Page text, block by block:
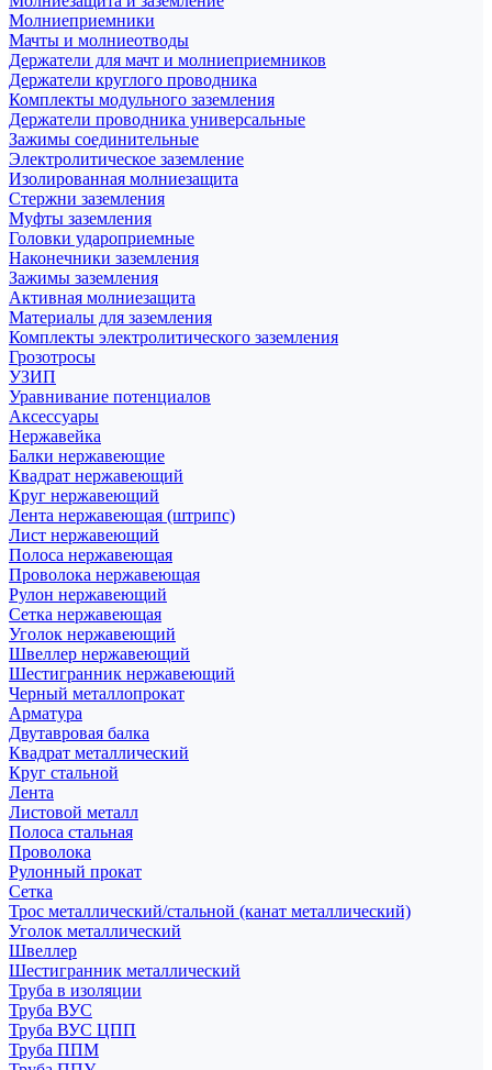
Молниеприемники
Мачты и молниеотводы
Держатели для мачт и молниеприемников
Держатели круглого проводника
Комплекты модульного заземления
Держатели проводника универсальные
Зажимы соединительные
Электролитическое заземление
Изолированная молниезащита
Стержни заземления
Муфты заземления
Головки удароприемные
Наконечники заземления
Зажимы заземления
Активная молниезащита
Материалы для заземления
Комплекты электролитического заземления
Грозотросы
УЗИП
Уравнивание потенциалов
Аксессуары
Нержавейка
Балки нержавеющие
Квадрат нержавеющий
Круг нержавеющий
Лента нержавеющая (штрипс)
Лист нержавеющий
Полоса нержавеющая
Проволока нержавеющая
Рулон нержавеющий
Сетка нержавеющая
Уголок нержавеющий
Швеллер нержавеющий
Шестигранник нержавеющий
Черный металлопрокат
Арматура
Двутавровая балка
Квадрат металлический
Круг стальной
Лента
Листовой металл
Полоса стальная
Проволока
Рулонный прокат
Сетка
Трос металлический/стальной (канат металлический)
Уголок металлический
Швеллер
Шестигранник металлический
Труба в изоляции
Труба ВУС
Труба ВУС ЦПП
Труба ППМ